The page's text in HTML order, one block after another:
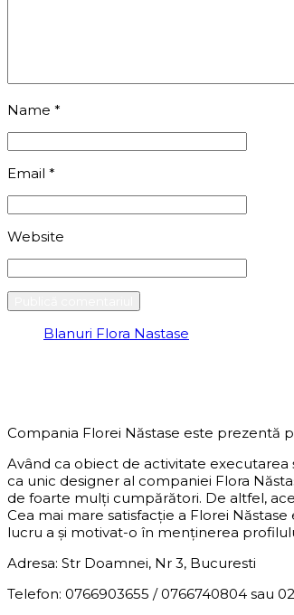
Name *
Email *
Website
Blanuri Flora Nastase
Compania Florei Năstase este prezentă
Având ca obiect de activitate
ca unic designer al companiei Flora
de foarte mulți cumpărători. De altfel,
Cea mai mare satisfacție a Florei
lucru a și motivat-o în menținerea
Adresa: Str Doamnei, Nr 3, Bucuresti
Telefon: 0766903655 / 0766740804 sau